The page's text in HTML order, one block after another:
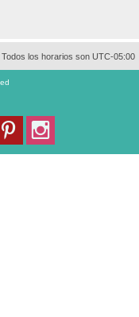
Todos los horarios son UTC-05:00